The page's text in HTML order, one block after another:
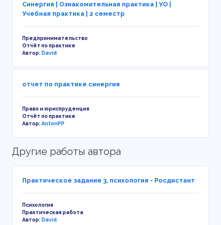
Синергия | Ознакомительная практика | УО |
Учебная практика | 2 семестр
Предпринимательство
Отчёт по практике
Автор:David
отчет по практике синергия
Право и юриспруденция
Отчёт по практике
Автор:AntonPP
Другие работы автора
Практическое задание 3, психология - Росдистант
Психология
Практическая работа
Автор:David